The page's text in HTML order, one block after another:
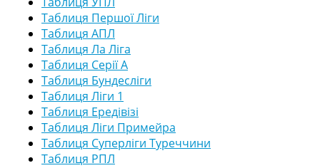
Таблиця Першої Ліги
Таблиця АПЛ
Таблиця Ла Ліга
Таблиця Серії А
Таблиця Бундесліги
Таблиця Ліги 1
Таблиця Ередівізі
Таблиця Ліги Примейра
Таблиця Суперліги Туреччини
Таблиця РПЛ